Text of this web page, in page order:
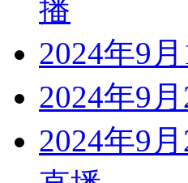
播
2024年9
2024年9
2024年9